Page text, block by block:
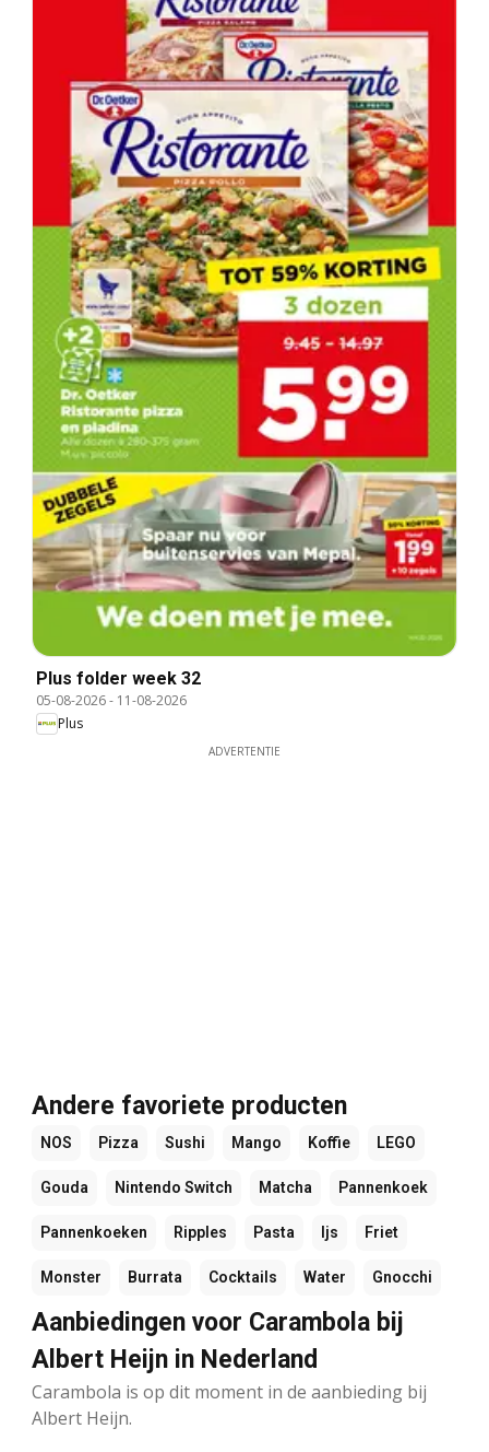
Plus folder week 32
05-08-2026- 11-08-2026
Plus
ADVERTENTIE
Andere favoriete producten
NOS Pizza Sushi Mango Koffie LEGO
Gouda Nintendo Switch Matcha Pannenkoek
Pannenkoeken Ripples Pasta Ijs Friet
Monster Burrata Cocktails Water Gnocchi
Aanbiedingen voor Carambola bij
Albert Heijn in Nederland
Carambola is op dit moment in de aanbieding bij
Albert Heijn.